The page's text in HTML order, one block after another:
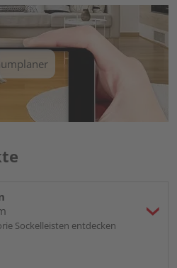
Sockelleisten entdecken